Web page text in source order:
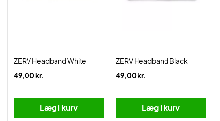
ZERV Headband White
49,00 kr.
Læg i kurv
ZERV Headband Black
49,00 kr.
Læg i kurv